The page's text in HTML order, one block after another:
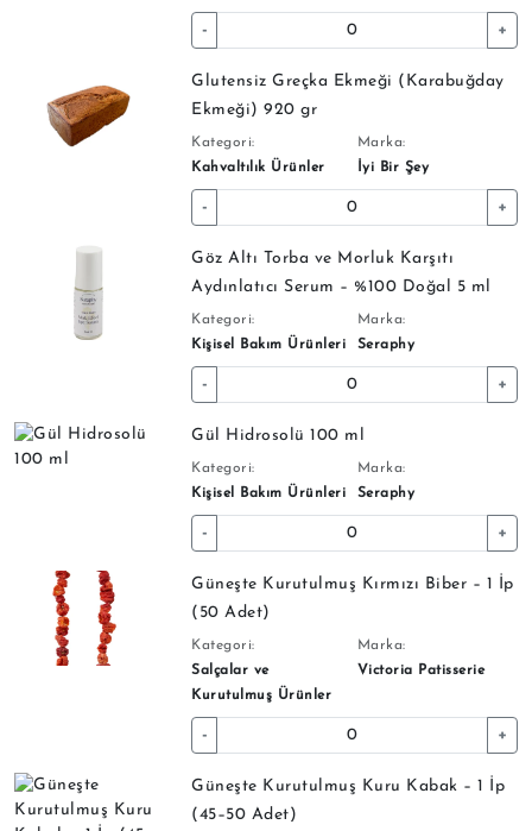
- +
Glutensiz Greçka Ekmeği (Karabuğday
Ekmeği) 920 gr
Kategori:
Kahvaltılık Ürünler
Marka:
İyi Bir Şey
- +
Göz Altı Torba ve Morluk Karşıtı
Aydınlatıcı Serum – %100 Doğal 5 ml
Kategori:
Kişisel Bakım Ürünleri
Marka:
Seraphy
- +
Gül Hidrosolü 100 ml
Kategori:
Kişisel Bakım Ürünleri
Marka:
Seraphy
- +
Güneşte Kurutulmuş Kırmızı Biber – 1 İp
(50 Adet)
Kategori:
Salçalar ve
Kurutulmuş Ürünler
Marka:
Victoria Patisserie
- +
Güneşte Kurutulmuş Kuru Kabak – 1 İp
(45–50 Adet)